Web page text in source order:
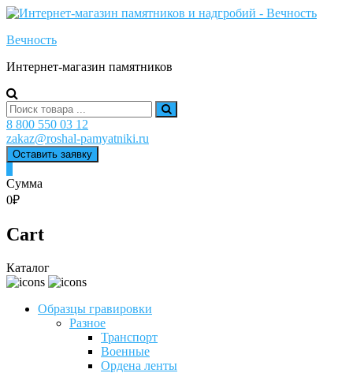
Skip
content
Вечность
Интернет-магазин памятников
Search
for:
8 800 550 03 12
zakaz@roshal-pamyatniki.ru
Оставить заявку
Сумма
0₽
Cart
Каталог
Образцы гравировки
Разное
Транспорт
Военные
Ордена ленты